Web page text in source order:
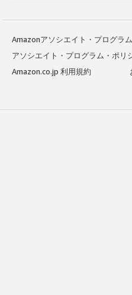
Amazonアソシエイト・プログラ
アソシエイト・プログラム・ポリ
Amazon.co.jp 利用規約